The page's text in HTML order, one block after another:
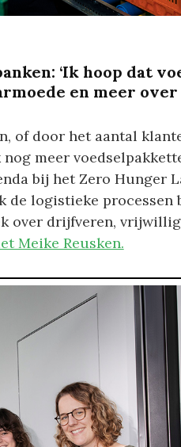
‘Ik hoop dat
en meer over
of door het aantal
meer
bij het Zero Hunger
de logistieke processen
over drijfveren,
Meike Reusken.